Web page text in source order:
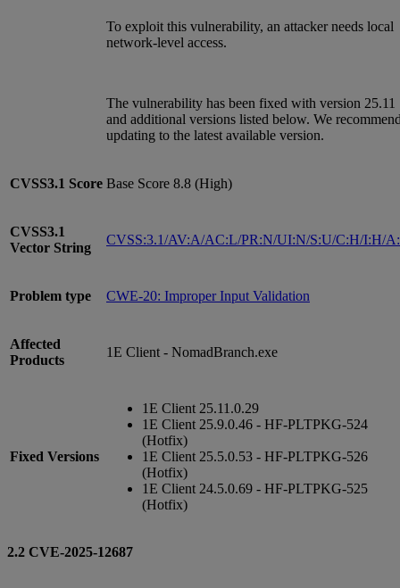
To exploit this vulnerability, an attacker needs local
network-level access.
The vulnerability has been fixed with version 25.11
and additional versions listed below. We
updating to the latest available version.
CVSS3.1 Score Base Score 8.8 (High)
CVSS3.1
Vector String
CVSS:3.1/AV:A/AC:L/PR:N/UI:N/S:U/C:H/I:H/
Problem type CWE-20: Improper Input Validation
Affected
Products
1E Client - NomadBranch.exe
Fixed Versions
1E Client 25.11.0.29
1E Client 25.9.0.46 - HF-PLTPKG-524
(Hotfix)
1E Client 25.5.0.53 - HF-PLTPKG-526
(Hotfix)
1E Client 24.5.0.69 - HF-PLTPKG-525
(Hotfix)
2.2 CVE-2025-12687